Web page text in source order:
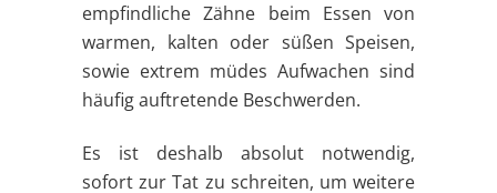
empfindliche Zähne beim Essen von
warmen, kalten oder süßen Speisen,
sowie extrem müdes Aufwachen sind
häufig auftretende Beschwerden.
Es ist deshalb absolut notwendig,
sofort zur Tat zu schreiten, um weitere